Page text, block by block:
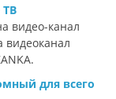
видео-канал
для всего